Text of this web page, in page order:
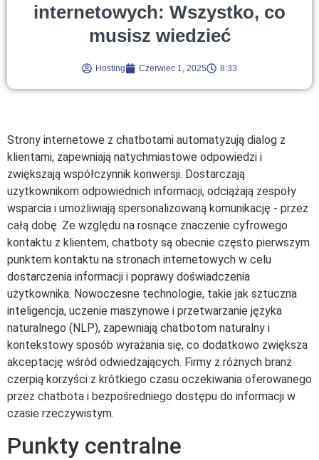
internetowych: Wszystko, co
musisz wiedzieć
Hosting Czerwiec 1, 2025 8:33
Strony internetowe z chatbotami automatyzują dialog z
klientami, zapewniają natychmiastowe odpowiedzi i
zwiększają współczynnik konwersji. Dostarczają
użytkownikom odpowiednich informacji, odciążają zespoły
wsparcia i umożliwiają spersonalizowaną komunikację - przez
całą dobę. Ze względu na rosnące znaczenie cyfrowego
kontaktu z klientem, chatboty są obecnie często pierwszym
punktem kontaktu na stronach internetowych w celu
dostarczenia informacji i poprawy doświadczenia
użytkownika. Nowoczesne technologie, takie jak sztuczna
inteligencja, uczenie maszynowe i przetwarzanie języka
naturalnego (NLP), zapewniają chatbotom naturalny i
kontekstowy sposób wyrażania się, co dodatkowo zwiększa
akceptację wśród odwiedzających. Firmy z różnych branż
czerpią korzyści z krótkiego czasu oczekiwania oferowanego
przez chatbota i bezpośredniego dostępu do informacji w
czasie rzeczywistym.
Punkty centralne